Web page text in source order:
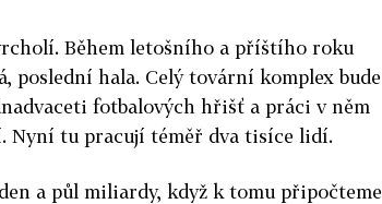
Během letošního a příštího roku
poslední hala. Celý tovární komplex bude
fotbalových hřišť a práci v něm
Nyní tu pracují téměř dva tisíce lidí.
a půl miliardy, když k tomu připočteme